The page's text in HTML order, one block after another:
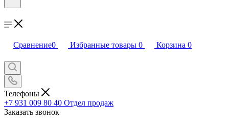
Сравнение0 Избранные товары 0 Корзина 0
Телефоны
+7 931 009 80 40 Отдел продаж
Заказать звонок